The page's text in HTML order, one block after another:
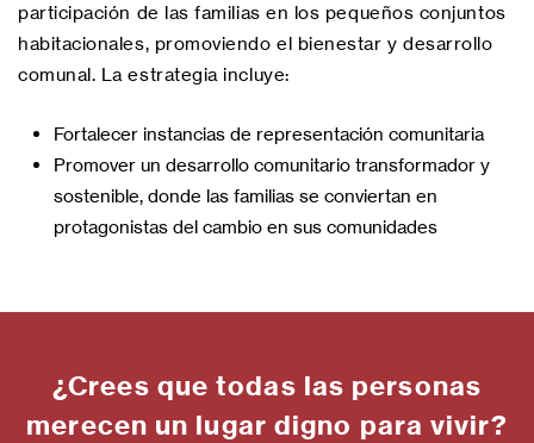
participación de las familias en los pequeños conjuntos
habitacionales, promoviendo el bienestar y desarrollo
comunal. La estrategia incluye:
Fortalecer instancias de representación comunitaria
Promover un desarrollo comunitario transformador y
sostenible, donde las familias se conviertan en
protagonistas del cambio en sus comunidades
¿Crees que todas las personas
merecen un lugar digno para vivir?